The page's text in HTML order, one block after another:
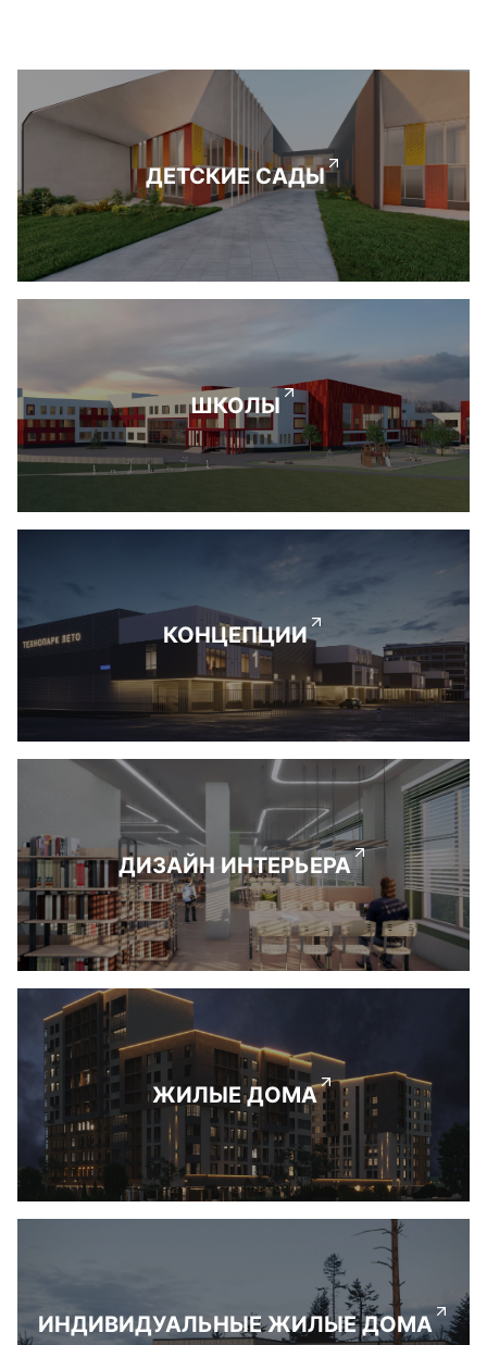
ДЕТСКИЕ САДЫ
ШКОЛЫ
КОНЦЕПЦИИ
ДИЗАЙН ИНТЕРЬЕРА
ЖИЛЫЕ ДОМА
ИНДИВИДУАЛЬНЫЕ ЖИЛЫЕ ДОМА